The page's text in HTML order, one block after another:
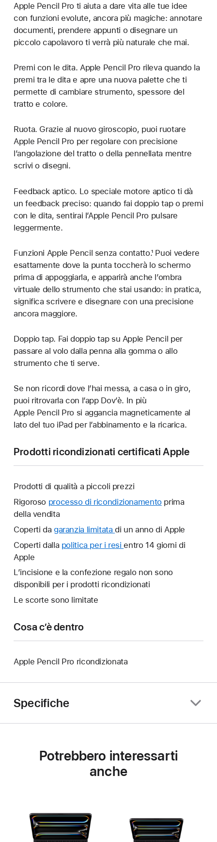
Apple Pencil Pro ti aiuta a dare vita alle tue idee
con funzioni evolute, ancora più magiche: annotare
documenti, prendere appunti o disegnare un
piccolo capolavoro ti verrà più naturale che mai.
Premi con le dita. Apple Pencil Pro rileva quando la
premi tra le dita e apre una nuova palette che ti
permette di cambiare strumento, spessore del
tratto e colore.
Ruota. Grazie al nuovo giroscopio, puoi ruotare
Apple Pencil Pro per regolare con precisione
l’angolazione del tratto o della pennellata mentre
scrivi o disegni.
Feedback aptico. Lo speciale motore aptico ti dà
un feedback preciso: quando fai doppio tap o premi
con le dita, sentirai l’Apple Pencil Pro pulsare
leggermente.
Funzioni Apple Pencil senza contatto.¹ Puoi vedere
esattamente dove la punta toccherà lo schermo
prima di appoggiarla, e apparirà anche l’ombra
virtuale dello strumento che stai usando: in pratica,
significa scrivere e disegnare con una precisione
ancora maggiore.
Doppio tap. Fai doppio tap su Apple Pencil per
passare al volo dalla penna alla gomma o allo
strumento che ti serve.
Se non ricordi dove l’hai messa, a casa o in giro,
puoi ritrovarla con l’app Dov’è. In più
Apple Pencil Pro si aggancia magneticamente al
lato del tuo iPad per l’abbinamento e la ricarica.
Prodotti ricondizionati certificati Apple
Prodotti di qualità a piccoli prezzi
Rigoroso processo di ricondizionamentoprima
della vendita
Coperti da garanzia limitata Verrà
aperta
di un anno di Apple
Coperti dalla politica per i resi Verrà
un’altra
finestra.
entro 14 giorni di
Apple
L’incisione e la confezione regalo non sono
disponibili per i prodotti ricondizionati
Le scorte sono limitate
Cosa c’è dentro
Apple Pencil Pro ricondizionata
Specifiche
Potrebbero interessarti
anche